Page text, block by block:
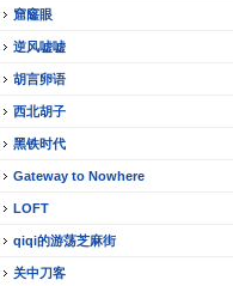
窟窿眼
逆风嘘嘘
胡言卵语
西北胡子
黑铁时代
Gateway to Nowhere
LOFT
qiqi的游荡芝麻街
关中刀客